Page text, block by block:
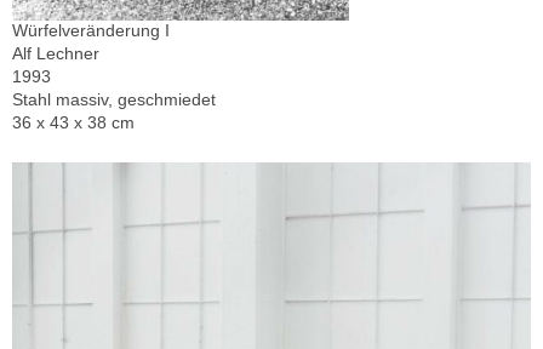
Würfelveränderung I
Alf Lechner
1993
Stahl massiv, geschmiedet
36 x 43 x 38 cm